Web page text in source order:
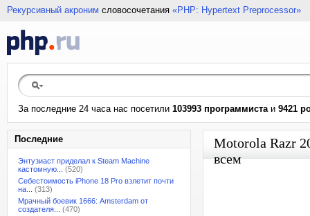
Рекурсивный акроним словосочетания «PHP: Hypertext Preprocessor»
За последние 24 часа нас посетили 103993 программистаи 9421
Последние
Энтузиаст приделал к Steam Machine
кастомную...
(520)
Себестоимость iPhone 18 Pro взлетит почти
на...
(313)
Мрачный боевик 1666: Amsterdam от
создателя...
(470)
Motorola Razr
всем